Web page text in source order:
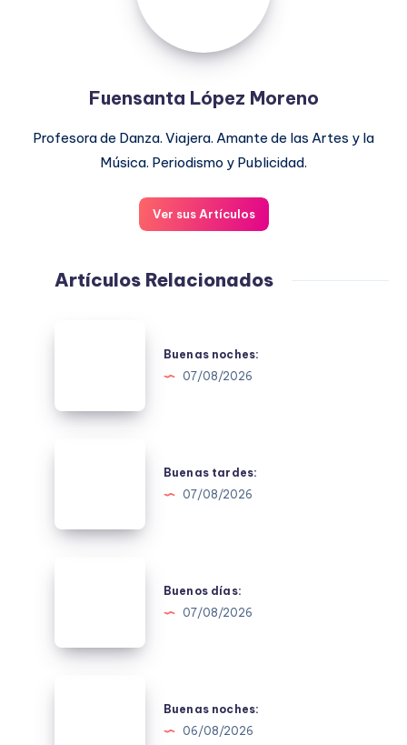
Fuensanta López Moreno
Profesora de Danza. Viajera. Amante de las Artes y la
Música. Periodismo y Publicidad.
Ver sus Artículos
Artículos Relacionados
Buenas noches:
07/08/2026
Buenas tardes:
07/08/2026
Buenos días:
07/08/2026
Buenas noches:
06/08/2026